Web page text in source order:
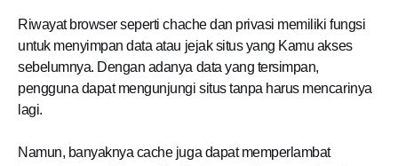
Riwayat browser seperti chache dan privasi memiliki fungsi
untuk menyimpan data atau jejak situs yang Kamu akses
sebelumnya. Dengan adanya data yang tersimpan,
pengguna dapat mengunjungi situs tanpa harus mencarinya
lagi.
Namun, banyaknya cache juga dapat memperlambat